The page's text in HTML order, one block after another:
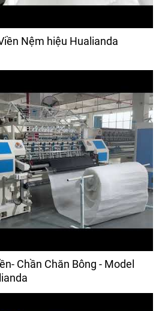
Nệm hiệu Hualianda
Chần Chăn Bông - Model